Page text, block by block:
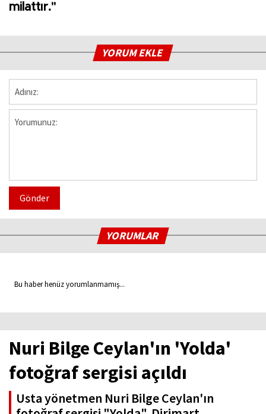
milattır."
YORUM EKLE
Gönder
YORUMLAR
Bu haber henüz yorumlanmamış...
Nuri Bilge Ceylan'ın 'Yolda'
fotoğraf sergisi açıldı
Usta yönetmen Nuri Bilge Ceylan'ın